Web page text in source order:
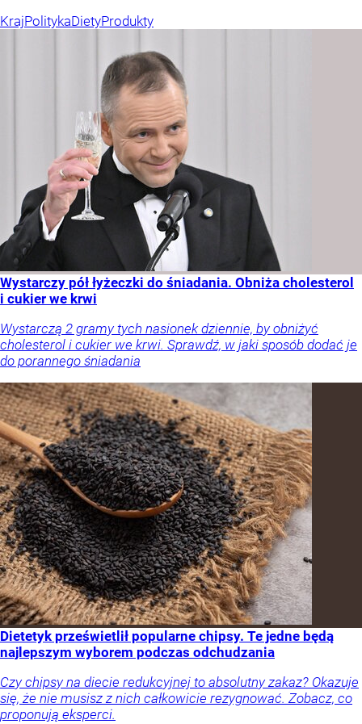
KrajPolitykaDietyProdukty
Wystarczy pół łyżeczki do śniadania. Obniża cholesterol
i cukier we krwi
Wystarczą 2 gramy tych nasionek dziennie, by obniżyć
cholesterol i cukier we krwi. Sprawdź, w jaki sposób dodać je
do porannego śniadania
Dietetyk prześwietlił popularne chipsy. Te jedne będą
najlepszym wyborem podczas odchudzania
Czy chipsy na diecie redukcyjnej to absolutny zakaz? Okazuje
się, że nie musisz z nich całkowicie rezygnować. Zobacz, co
proponują eksperci.